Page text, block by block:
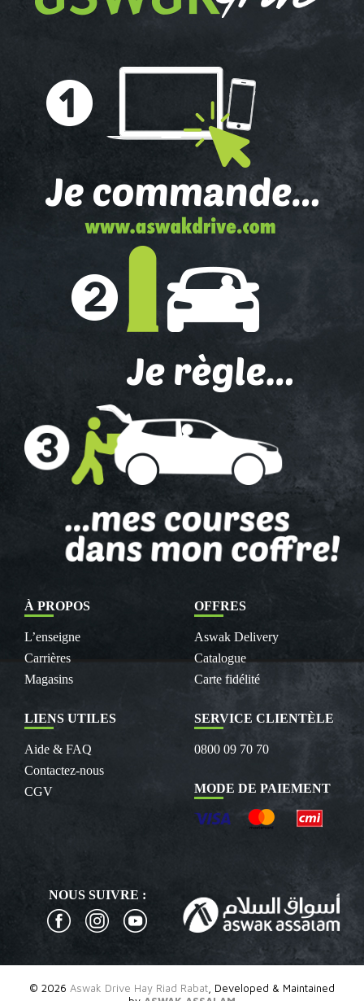
À PROPOS
L’enseigne
Carrières
Magasins
OFFRES
Aswak Delivery
Catalogue
Carte fidélité
LIENS UTILES
Aide & FAQ
Contactez-nous
CGV
SERVICE CLIENTÈLE
0800 09 70 70
MODE DE PAIEMENT
NOUS SUIVRE :
© 2026 Aswak Drive Hay Riad Rabat , Developed & Maintained